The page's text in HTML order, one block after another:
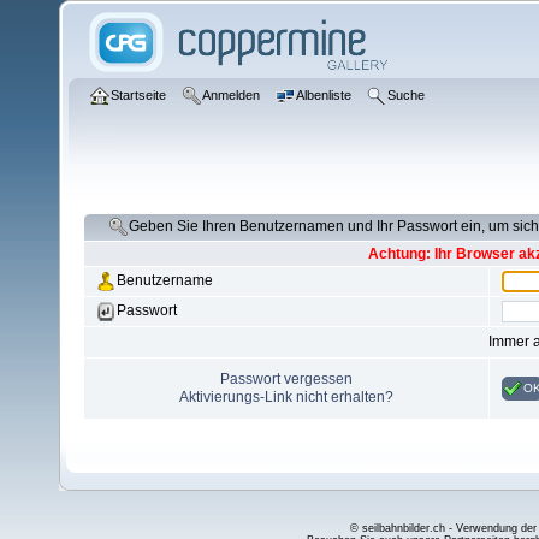
Startseite Anmelden Albenliste Suche
Geben Sie Ihren Benutzernamen und Ihr Passwort ein, um
Achtung: Ihr Browser
Benutzername
Passwort
Immer
Passwort vergessen
Aktivierungs-Link nicht erhalten?
© seilbahnbilder.ch - Verwendung